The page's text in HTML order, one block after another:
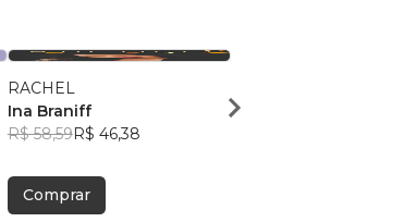
RACHEL
Ina Braniff
R$ 58,59R$ 46,38
Comprar
MULTIEMPRESÁRIO